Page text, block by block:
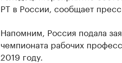
РТ в России, сообщает
Напомним, Россия подала
чемпионата рабочих
2019 году.